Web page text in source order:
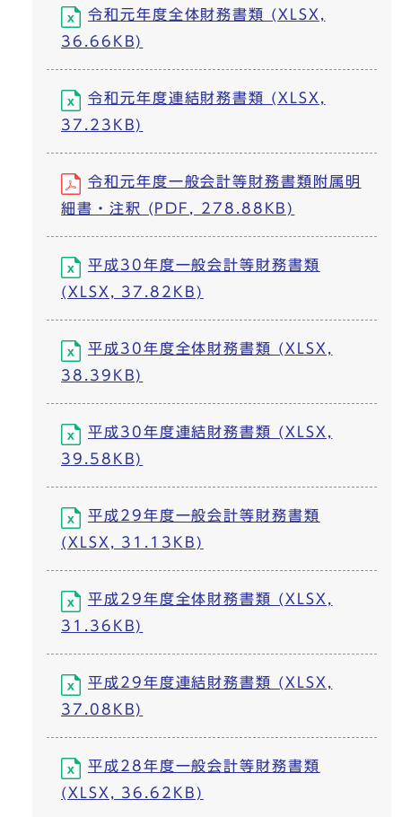
令和元年度全体財務書類 (XLSX,
36.66KB)
令和元年度連結財務書類 (XLSX,
37.23KB)
令和元年度一般会計等財務書類附属明
細書・注釈 (PDF, 278.88KB)
平成30年度一般会計等財務書類
(XLSX, 37.82KB)
平成30年度全体財務書類 (XLSX,
38.39KB)
平成30年度連結財務書類 (XLSX,
39.58KB)
平成29年度一般会計等財務書類
(XLSX, 31.13KB)
平成29年度全体財務書類 (XLSX,
31.36KB)
平成29年度連結財務書類 (XLSX,
37.08KB)
平成28年度一般会計等財務書類
(XLSX, 36.62KB)